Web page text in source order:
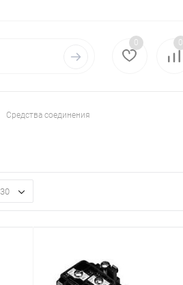
0 0
Средства соединения
30